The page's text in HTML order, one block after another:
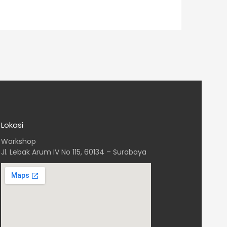
Lokasi
Workshop
Jl. Lebak Arum IV No 115, 60134 – Surabaya